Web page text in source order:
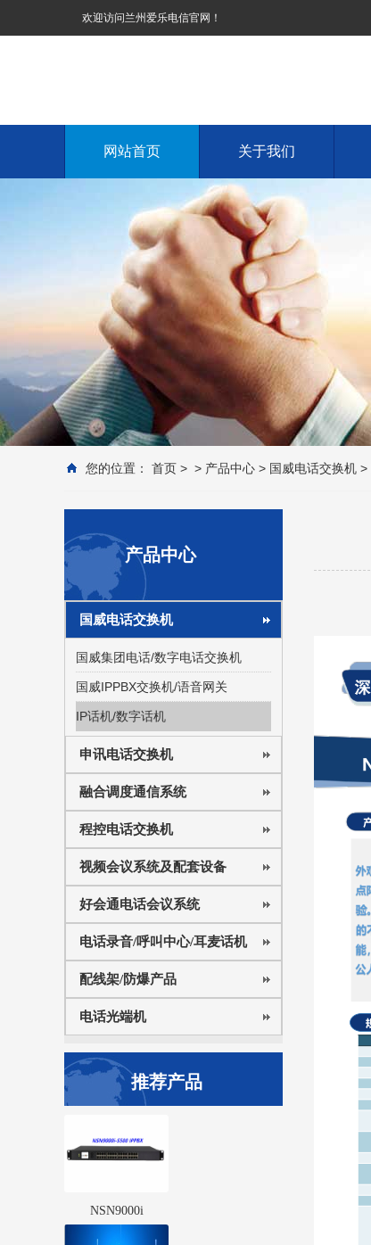
欢迎访问兰州爱乐电信官网！
网站首页 关于我们
您的位置： 首页 > > 产品中心 > 国威电话交换机 >
产品中心
国威电话交换机
国威集团电话/数字电话交换机
国威IPPBX交换机/语音网关
IP话机/数字话机
申讯电话交换机
融合调度通信系统
程控电话交换机
视频会议系统及配套设备
好会通电话会议系统
电话录音/呼叫中心/耳麦话机
配线架/防爆产品
电话光端机
推荐产品
NSN9000i
IPPBX（NSN9000i-